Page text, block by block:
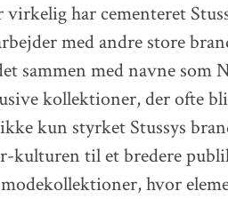
virkelig har cementeret
med andre store
sammen med navne som
kollektioner, der ofte
kun styrket Stussys
kulturen til et bredere
hvor